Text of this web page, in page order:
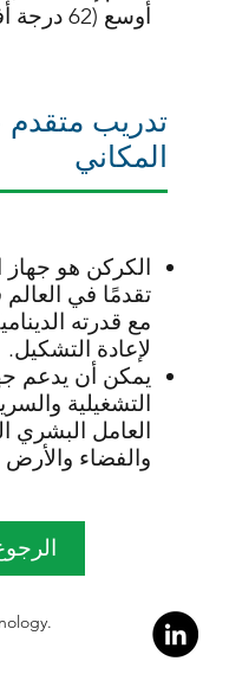
أوسع (62 درجة أفقيًا و 35 درجة رأسيًا).
الكركن هو جهاز
تقدمًا في
مع قدرته
لإعادة التشكيل.
يمكن أن يدعم
التشغيلية
العامل البشري
والفضاء والأرض
تدريب
المكاني